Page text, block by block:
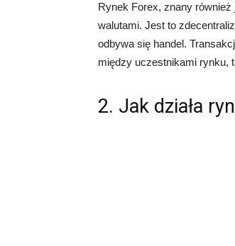
Rynek Forex, znany
walutami. Jest to
odbywa się handel.
między uczestnikami rynku,
2. Jak działa